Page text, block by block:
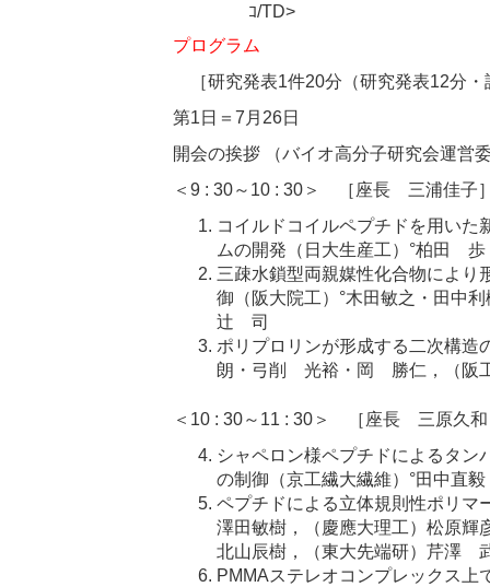
ｺ/TD>
プログラム
［研究発表1件20分（研究発表12分・
第1日＝7月26日
開会の挨拶 （バイオ高分子研究会運
＜9 : 30～10 : 30＞ ［座長 三浦佳子
コイルドコイルペプチドを用いた
ムの開発（日大生産工）°柏田
三疎水鎖型両親媒性化合物により
御（阪大院工）°木田敏之・田中
辻 司
ポリプロリンが形成する二次構造
朗・弓削 光裕・岡 勝仁，（阪
＜10 : 30～11 : 30＞ ［座長 三原久
シャペロン様ペプチドによるタン
の制御（京工繊大繊維）°田中
ペプチドによる立体規則性ポリマ
澤田敏樹，（慶應大理工）松原輝
北山辰樹，（東大先端研）芹澤
PMMAステレオコンプレックス上